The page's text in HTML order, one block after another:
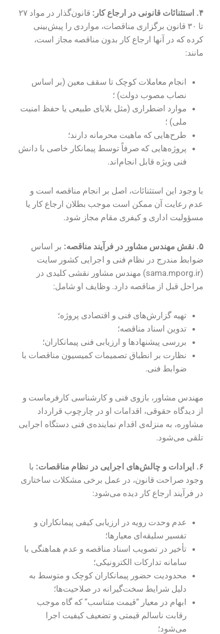
۴. استثنائات قانونی در ارجاع کار:
قانون‌گذار در مواد ۲۷
تا ۳۰ قانون برگزاری مناقصات، مواردی را پیش‌بینی
کرده که در آنها ارجاع کار بدون مناقصه مجاز است،
مانند:
انجام معاملات کوچک تا سقف معین (بر اساس
نصاب مصوب دولت) ؛
موارد اضطراری (مثل بلایای طبیعی یا حفظ امنیت
ملی) ؛
طرح‌هایی که ماهیت محرمانه دارند؛
پروژه‌هایی که صرفاً توسط پیمانکار خاصی با دانش
فنی ویژه قابل انجام‌اند.
با وجود این استثنائات، اصل بر انجام مناقصه است و
عدم رعایت آن ممکن است موجب بطلان ارجاع کار یا
مسؤولیت اداری و کیفری مقام مجاز شود.
۵. نقش مهندس مشاور در فرآیند مناقصه: بر اساس
ضوابط مندرج در نظام فنی و اجرایی کشور سایت
(sama.mporg.ir) مهندس مشاور نقشی کلیدی در
مراحل قبل از مناقصه دارد. وظایف او شامل:
تهیه گزارش‌های فنی و اقتصادی پروژه؛
تدوین اسناد مناقصه؛
بررسی پیشنهادها و ارزیابی فنی پیمانکاران؛
نظارت بر انطباق تصمیمات کمیسیون مناقصات با
ضوابط فنی.
مهندس مشاور، بازوی فنی و کارشناسی کارفرماست و
از دیدگاه حقوقی، اقدامات او در چارچوب قرارداد
مشاوره، به منزله‌ی اقدام نماینده‌ی فنی دستگاه اجرایی
تلقی می‌شود.
۶. ایرادات و چالش‌های اجرایی در نظام مناقصات: با
وجود صراحت قانون، در عمل برخی مشکلات ساختاری
در فرآیند ارجاع کار دیده می‌شود:
عدم وحدت رویه در ارزیابی کیفی پیمانکاران و
تفسیر سلیقه‌ای معیارها؛
تأخیر در تصویب اسناد مناقصه و عدم هماهنگی با
سامانه تدارکات الکترونیکی؛
محدودیت حضور پیمانکاران کوچک و متوسط به
دلیل شرایط سخت‌گیرانه در صلاحیت‌ها؛
ابهام در معیار “قیمت متناسب” که گاه موجب
رقابت ناسالم قیمتی و تضعیف کیفیت اجرا
می‌شود؛